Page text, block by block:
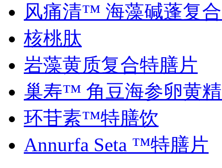
风痛清™ 海藻碱蓬复
核桃肽
岩藻黄质复合特膳片
巢寿™ 角豆海参卵黄
环苷素™特膳饮
Annurfa Seta ™特膳片